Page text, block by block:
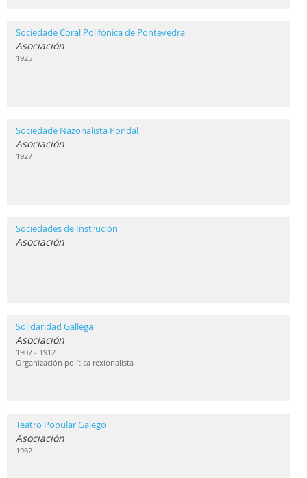
Sociedade Coral Polifónica de Pontevedra
Asociación
1925
Sociedade Nazonalista Pondal
Asociación
1927
Sociedades de Instrución
Asociación
Solidaridad Gallega
Asociación
1907 - 1912
Organización política rexionalista
Teatro Popular Galego
Asociación
1962